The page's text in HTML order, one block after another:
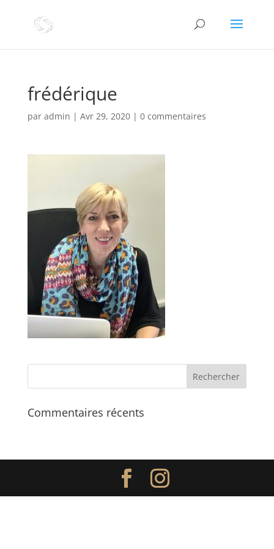
frédérique
par admin | Avr 29, 2020| 0 commentaires
Commentaires récents